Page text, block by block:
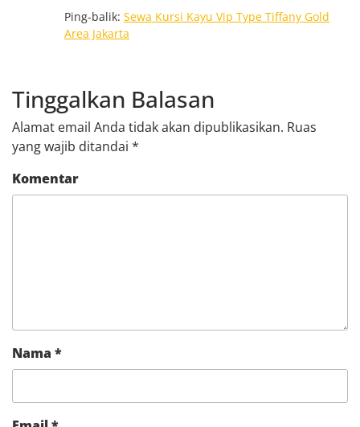
Ping-balik: Sewa Kursi Kayu Vip Type Tiffany Gold
Area Jakarta
Tinggalkan Balasan
Alamat email Anda tidak akan dipublikasikan. Ruas
yang wajib ditandai *
Komentar
Nama *